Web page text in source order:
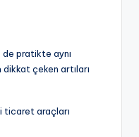
de pratikte aynı
dikkat çeken artıları
ticaret araçları